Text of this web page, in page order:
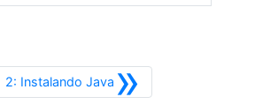
»
2: Instalando JavaSiguiente